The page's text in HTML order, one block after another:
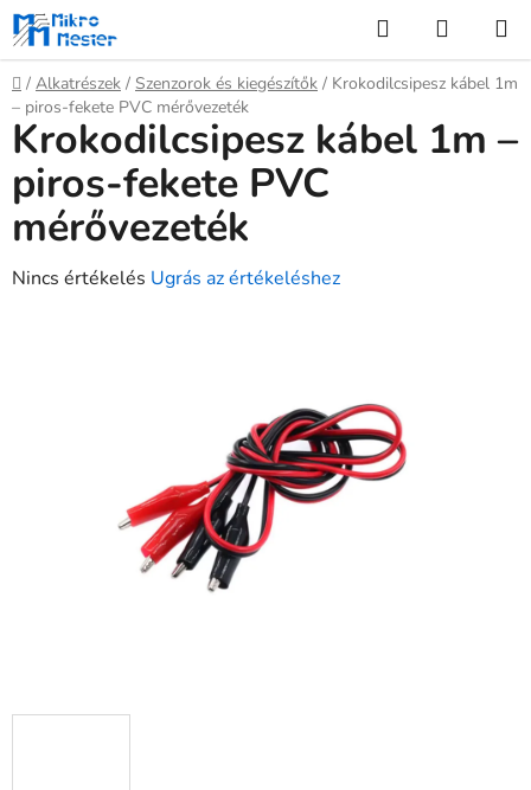
Ugrás
fő
tartalomhoz
KeresésKOSÁR
Kezdőlap
/ Alkatrészek / Szenzorok és kiegészítők / Krokodilcsipesz kábel 1m
– piros-fekete PVC mérővezeték
Krokodilcsipesz kábel 1m –
piros-fekete PVC
mérővezeték
A
Nincs értékelés Ugrás az értékeléshez